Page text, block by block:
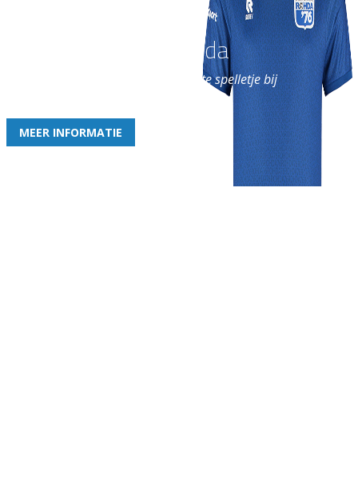
Word nu lid van Rohda
en geniet iedere week van het leukste spelletje bij
MEER INFORMATIE